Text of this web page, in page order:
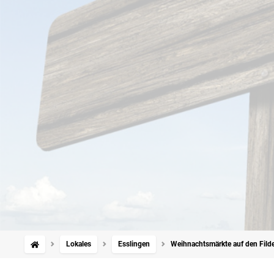
Lokales Esslingen Weihnachtsmärkte auf den